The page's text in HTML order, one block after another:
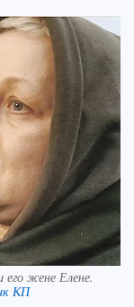
жене Елене.
КП